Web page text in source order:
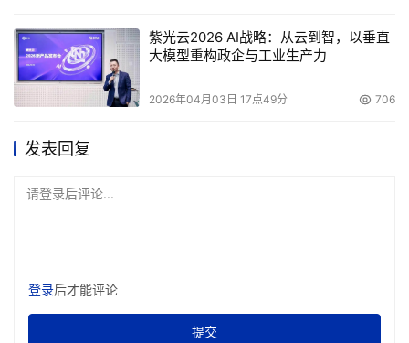
紫光云2026 AI战略：从云到智，以垂直
大模型重构政企与工业生产力
2026年04月03日 17点49分 706
发表回复
请登录后评论...
登录后才能评论
提交